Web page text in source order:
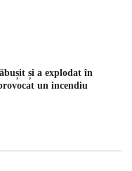
și a explodat în
un incendiu